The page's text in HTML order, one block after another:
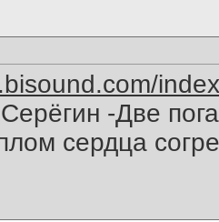
-Две
сердца